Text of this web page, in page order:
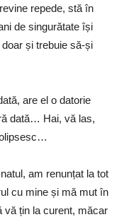
repede, stă în
de singurătate își
și trebuie să-și
are el o datorie
dată… Hai, vă las,
am renunțat la tot
cu mine și mă mut în
vă țin la curent, măcar